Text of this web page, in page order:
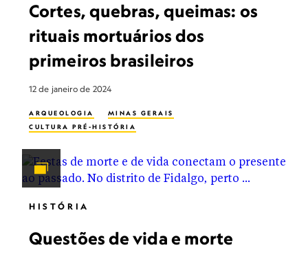
Cortes, quebras, queimas: os
rituais mortuários dos
primeiros brasileiros
12 de janeiro de 2024
ARQUEOLOGIA
MINAS GERAIS
CULTURA PRÉ-HISTÓRIA
HISTÓRIA
Questões de vida e morte